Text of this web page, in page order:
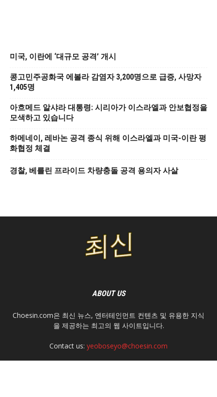
미국, 이란에 ‘대규모 공격’ 개시
콩고민주공화국 에볼라 감염자 3,200명으로 급증, 사망자
1,405명
아흐메드 알샤라 대통령: 시리아가 이스라엘과 안보협정을
모색하고 있습니다
하메네이, 레바논 공격 종식 위해 이스라엘과 미국-이란 평
화협정 체결
경찰, 베를린 프라이드 차량충돌 공격 용의자 사살
ABOUT US
Choesin.com은 최신 뉴스, 엔터테인먼트 컨텐츠 및 유용한 지식
을 제공하는 최고의 웹 사이트입니다.
Contact us: yeoboseyo@choesin.com